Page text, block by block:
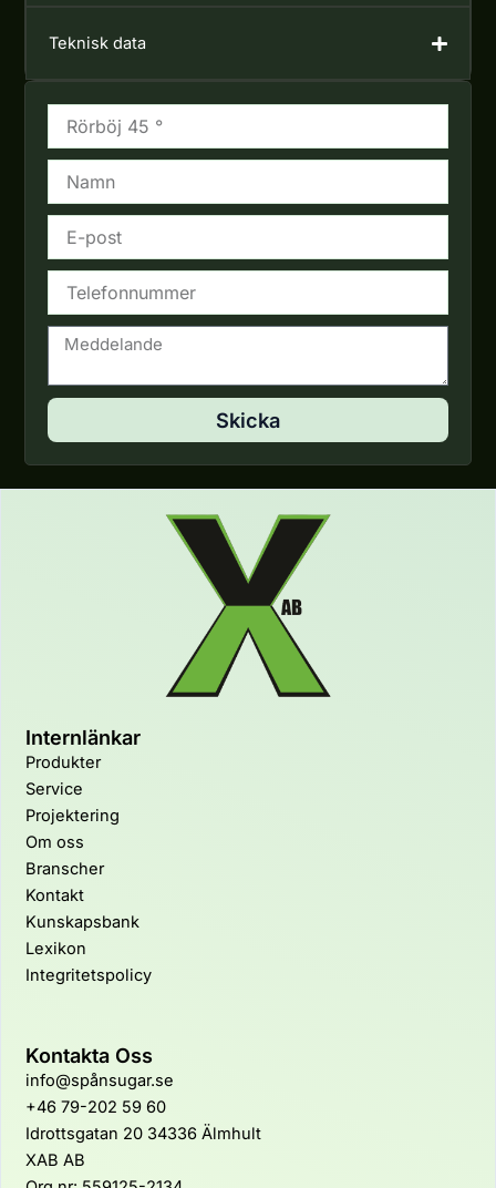
Teknisk data
post
Meddelande
Skicka
Internlänkar
Produkter
Service
Projektering
Om oss
Branscher
Kontakt
Kunskapsbank
Lexikon
Integritetspolicy
Kontakta Oss
info@spånsugar.se
+46 79-202 59 60
Idrotts­gatan 20 34336 Älmhult
XAB AB